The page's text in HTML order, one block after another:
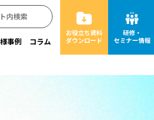
事例 コラム
お役立ち資料
ダウンロード
研修・
セミナー情報